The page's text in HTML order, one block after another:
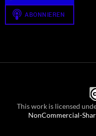
This work is licensed
NonCommercial-